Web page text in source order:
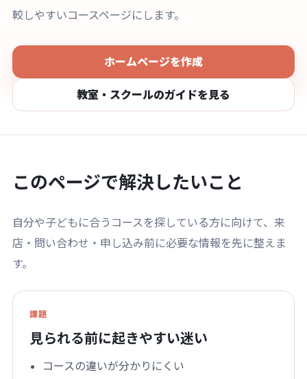
較しやすいコースページにします。
ホームページを作成
教室・スクールのガイドを見る
このページで解決したいこと
自分や子どもに合うコースを探している方に向けて、来
店・問い合わせ・申し込み前に必要な情報を先に整えま
す。
課題
見られる前に起きやすい迷い
コースの違いが分かりにくい